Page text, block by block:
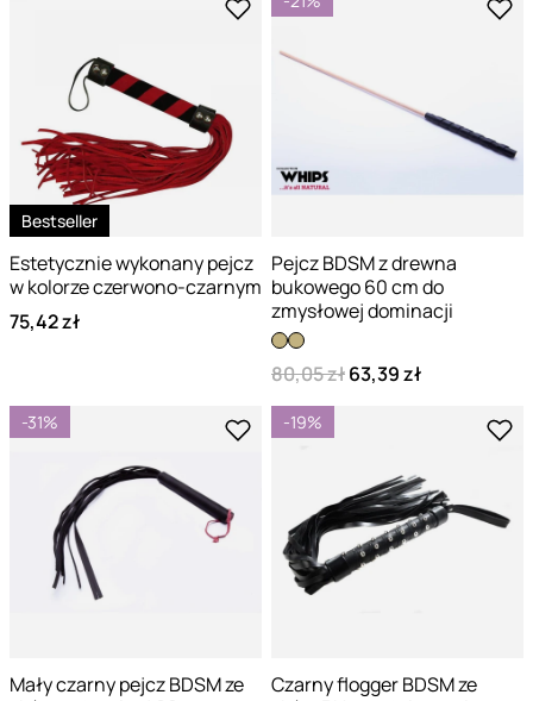
Bestseller
Estetycznie wykonany pejcz
w kolorze czerwono-czarnym
75,42 zł
Pejcz BDSM z drewna
bukowego 60 cm do
zmysłowej dominacji
80,05 zł63,39 zł
-31%
Mały czarny pejcz BDSM ze
-19%
Czarny flogger BDSM ze